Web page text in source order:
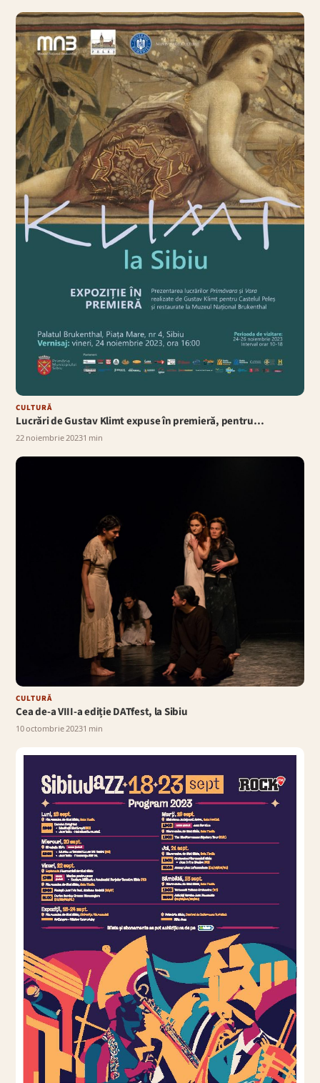
CULTURĂ
Lucrări de Gustav Klimt expuse în premieră, pentru…
22 noiembrie 20231 min
CULTURĂ
Cea de-a VIII-a ediție DATfest, la Sibiu
10 octombrie 20231 min